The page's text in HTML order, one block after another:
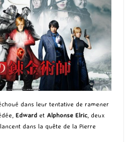
dans leur tentative de ramener
Edward et Alphonse Elric , deux
dans la quête de la Pierre